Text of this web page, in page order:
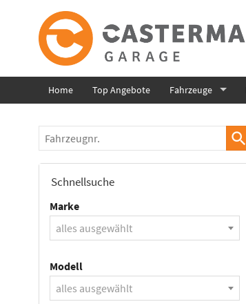
Home Top Angebote Fahrzeuge
Fahrzeugnr.
Schnellsuche
Marke
alles ausgewählt
Modell
alles ausgewählt